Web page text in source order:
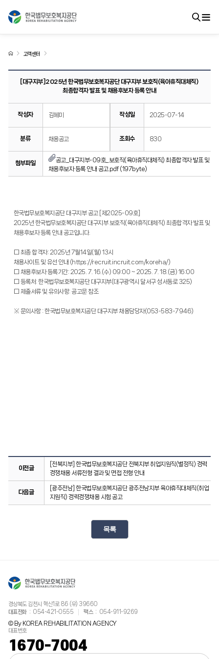
고객센터
[대구지부]2025년 한국법무보호복지공단 대구지부 보호직(육아휴직대체직)
최종합격자 발표 및 채용후보자 등록 안내
작성자 김혜미 작성일 2025-07-14
분류 채용공고 조회수 830
첨부파일
공고_대구지부-09호_보호직(육아휴직대체직) 최종합격자 발표 및
채용후보자 등록 안내 공고.pdf (197byte)
한국법무보호복지공단 대구지부 공고 [제2025-09호]
2025년 한국법무보호복지공단 대구지부 보호직(육아휴직대체직) 최종합격자 발표 및
채용후보자 등록 안내 공고입니다.
□ 최종 합격자: 2025년 7월14일(월) 13시
채용사이트 및 유선 안내 (https://recruit.incruit.com/koreha/)
□ 채용후보자 등록기간: 2025. 7. 16.(수) 09:00 ~ 2025. 7. 18.(금) 16:00
□ 등록처: 한국법무보호복지공단 대구지부(대구광역시 달서구 성서동로 325)
□ 제출서류 및 유의사항: 공고문 참조
※ 문의사항 : 한국법무보호복지공단 대구지부 채용담당자(053-583-7946)
이전글
[전북지부] 한국법무보호복지공단 전북지부 취업지원직(별정직) 경력
경쟁채용 서류전형 결과 및 면접 전형 안내
다음글
[광주전남] 한국법무보호복지공단 광주전남지부 육아휴직대체직(취업
지원직) 경력경쟁채용 시험 공고
경상북도 김천시 혁신1로 86 (우) 39660
대표전화
054-421-0555 팩스 054-911-9269
© By KOREA REHABILITATION AGENCY
대표번호
1670-7004